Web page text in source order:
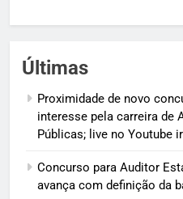
Últimas
Proximidade de novo
interesse pela carreira de
Públicas; live no Youtube
Concurso para Auditor
avança com definição da